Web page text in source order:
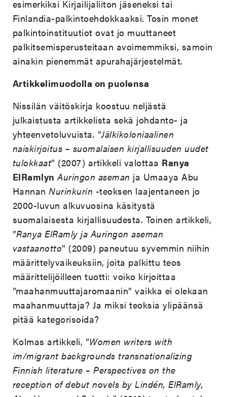
esimerkiksi Kirjailijaliiton jäseneksi tai
Finlandia-palkintoehdokkaaksi. Tosin monet
palkintoinstituutiot ovat jo muuttaneet
palkitsemisperusteitaan avoimemmiksi, samoin
ainakin pienemmät apurahajärjestelmät.
Artikkelimuodolla on puolensa
Nissilän väitöskirja koostuu neljästä
julkaistusta artikkelista sekä johdanto- ja
yhteenvetoluvuista. ”Jälkikoloniaalinen
naiskirjoitus – suomalaisen kirjallisuuden uudet
tulokkaat” (2007) artikkeli valottaa Ranya
ElRamlyn Auringon aseman ja Umaaya Abu
HannanNurinkurin -teoksen laajentaneen jo
2000-luvun alkuvuosina käsitystä
suomalaisesta kirjallisuudesta. Toinen artikkeli,
”Ranya ElRamly ja Auringon aseman
vastaanotto” (2009) paneutuu syvemmin niihin
määrittelyvaikeuksiin, joita palkittu teos
määrittelijöilleen tuotti: voiko kirjoittaa
”maahanmuuttajaromaanin” vaikka ei olekaan
maahanmuuttaja? Ja miksi teoksia ylipäänsä
pitää kategorisoida?
Kolmas artikkeli, ”Women writers with
im/migrant backgrounds transnationalizing
Finnish literature – Perspectives on the
reception of debut novels by Lindén, ElRamly,